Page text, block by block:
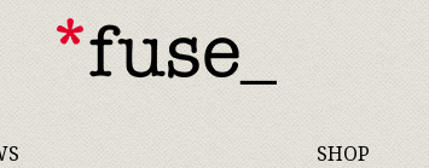
SHOP